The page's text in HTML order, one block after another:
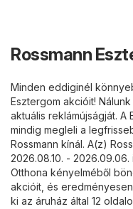
Rossmann
Minden eddiginél
Esztergom akcióit!
aktuális reklámújságját. A
mindig megleli a
Rossmann kínál. A(z)
2026.08.10. -
Otthona kényelméből
akcióit, és
ki az áruház által 12